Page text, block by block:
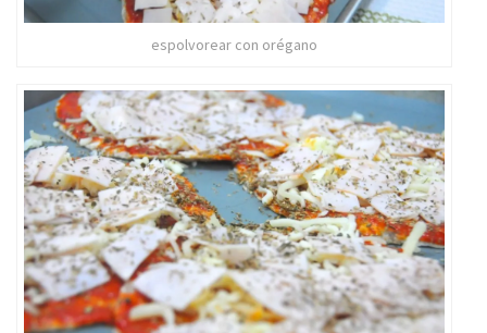
espolvorear con orégano